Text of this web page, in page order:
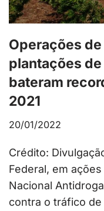
Operações
plantações
bateram
2021
20/01/2022
Crédito:
Federal, em
Nacional
contra o tráfico